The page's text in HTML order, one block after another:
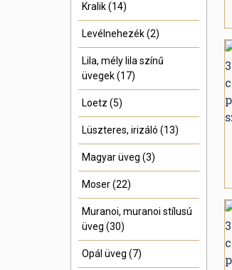
Kralik (14)
Levélnehezék (2)
Lila, mély lila színű
üvegek (17)
Loetz (5)
Lüszteres, irizáló (13)
Magyar üveg (3)
Moser (22)
Muranoi, muranoi stílusú
üveg (30)
Opál üveg (7)